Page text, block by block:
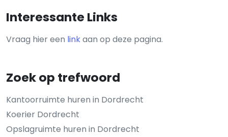
Interessante Links
Vraag hier een linkaan op deze pagina.
Zoek op trefwoord
Kantoorruimte huren in Dordrecht
Koerier Dordrecht
Opslagruimte huren in Dordrecht